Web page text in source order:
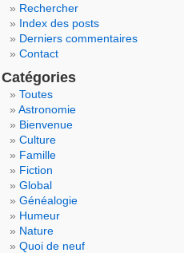
Rechercher
Index des posts
Derniers commentaires
Contact
Catégories
Toutes
Astronomie
Bienvenue
Culture
Famille
Fiction
Global
Généalogie
Humeur
Nature
Quoi de neuf